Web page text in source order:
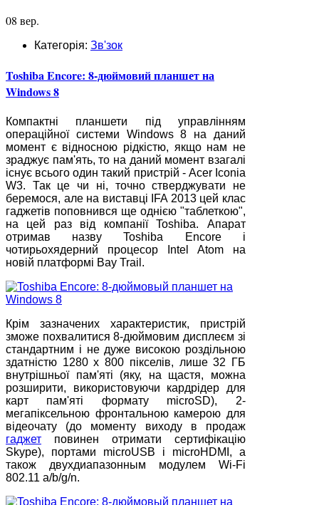
08 вер.
Категорія: Зв'зок
Toshiba Encore: 8-дюймовий планшет на
Windows 8
Компактні планшети під управлінням
операційної системи Windows 8 на даний
момент є відносною рідкістю, якщо нам не
зраджує пам'ять, то на даний момент взагалі
існує всього один такий пристрій - Acer Iconia
W3. Так це чи ні, точно стверджувати не
беремося, але на виставці IFA 2013 цей клас
гаджетів поповнився ще однією "таблеткою",
на цей раз від компанії Toshiba. Апарат
отримав назву Toshiba Encore і
чотирьохядерний процесор Intel Atom на
новій платформі Bay Trail.
Крім зазначених характеристик, пристрій
зможе похвалитися 8-дюймовим дисплеєм зі
стандартним і не дуже високою роздільною
здатністю 1280 x 800 пікселів, лише 32 ГБ
внутрішньої пам'яті (яку, на щастя, можна
розширити, використовуючи кардрідер для
карт пам'яті формату microSD), 2-
мегапіксельною фронтальною камерою для
відеочату (до моменту виходу в продаж
гаджет повинен отримати сертифікацію
Skype), портами microUSB і microHDMI, а
також двухдиапазонным модулем Wi-Fi
802.11 a/b/g/n.